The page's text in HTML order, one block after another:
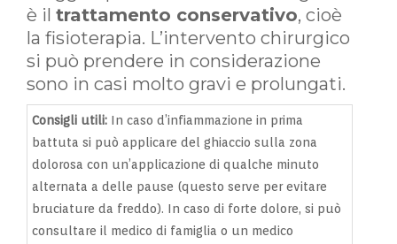
è il trattamento conservativo, cioè
la fisioterapia. L’intervento chirurgico
si può prendere in considerazione
sono in casi molto gravi e prolungati.
Consigli utili: In caso d’infiammazione in prima
battuta si può applicare del ghiaccio sulla zona
dolorosa con un’applicazione di qualche minuto
alternata a delle pause (questo serve per evitare
bruciature da freddo). In caso di forte dolore, si può
consultare il medico di famiglia o un medico